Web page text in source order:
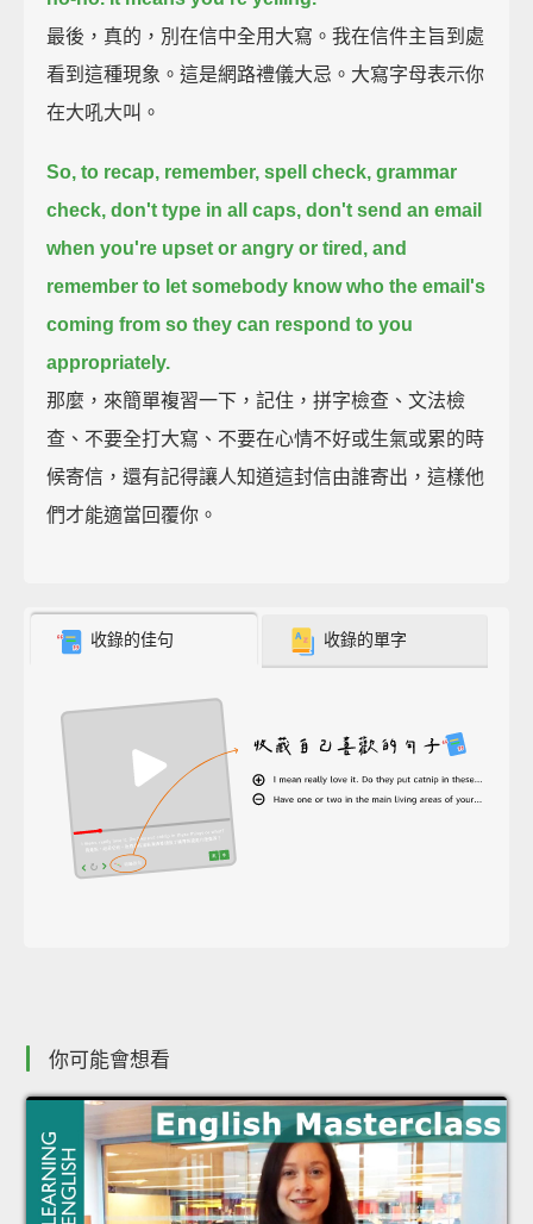
最後，真的，別在信中全用大寫。我在信件主旨到處
看到這種現象。這是網路禮儀大忌。大寫字母表示你
在大吼大叫。
So, to recap, remember, spell check, grammar
check, don't type in all caps, don't send an email
when you're upset or angry or tired, and
remember to let somebody know who the email's
coming from so they can respond to you
appropriately.
那麼，來簡單複習一下，記住，拼字檢查、文法檢
查、不要全打大寫、不要在心情不好或生氣或累的時
候寄信，還有記得讓人知道這封信由誰寄出，這樣他
們才能適當回覆你。
收錄的佳句 收錄的單字
你可能會想看